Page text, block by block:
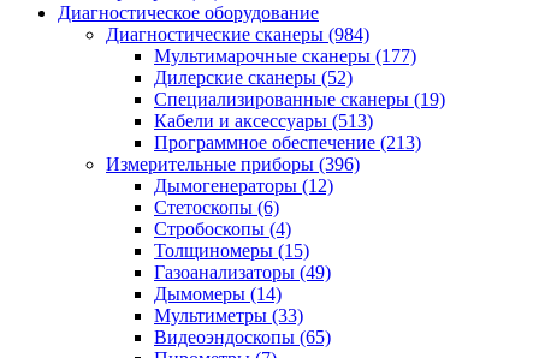
Диагностическое оборудование
Диагностические сканеры (984)
Мультимарочные сканеры (177)
Дилерские сканеры (52)
Специализированные сканеры (19)
Кабели и аксессуары (513)
Программное обеспечение (213)
Измерительные приборы (396)
Дымогенераторы (12)
Стетоскопы (6)
Стробоскопы (4)
Толщиномеры (15)
Газоанализаторы (49)
Дымомеры (14)
Мультиметры (33)
Видеоэндоскопы (65)